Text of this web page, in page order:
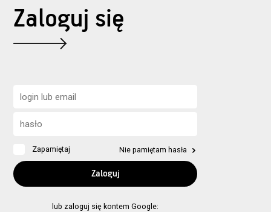
Zaloguj się
Zapamiętaj Nie pamiętam hasła
lub zaloguj się kontem Google: